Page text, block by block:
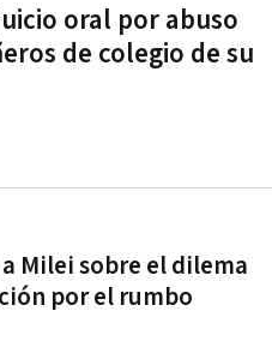
oral por abuso
de colegio de su
Milei sobre el dilema
por el rumbo